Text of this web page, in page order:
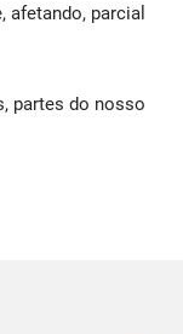
parcial
partes do nosso